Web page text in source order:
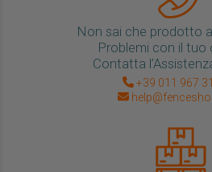
Non sai che prodotto
Problemi con il tuo
Contatta
+39 011 967